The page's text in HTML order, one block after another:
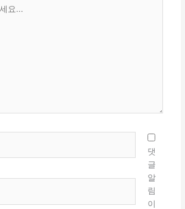
댓
글
알
림
이